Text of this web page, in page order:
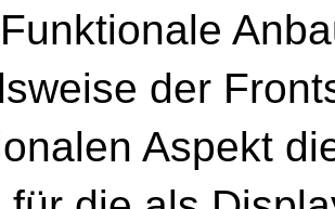
Funktionale
der
Aspekt